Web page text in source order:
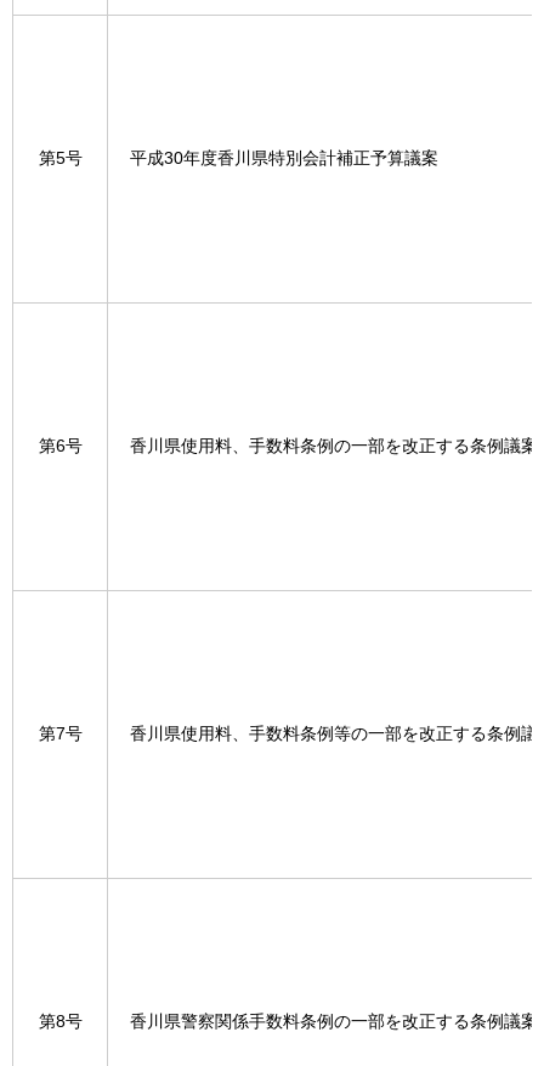
第5号 平成30年度香川県特別会計補正予算議案
第6号 香川県使用料、手数料条例の一部を改正する条例議案
第7号 香川県使用料、手数料条例等の一部を改正する条例議
第8号 香川県警察関係手数料条例の一部を改正する条例議案